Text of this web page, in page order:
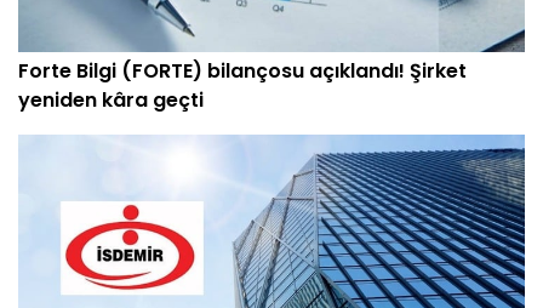
Forte Bilgi (FORTE) bilançosu açıklandı! Şirket
yeniden kâra geçti